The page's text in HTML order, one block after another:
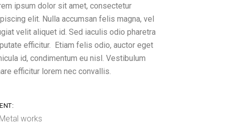
ipsum dolor sit amet, consectetur
elit. Nulla accumsan felis magna, vel
velit aliquet id. Sed iaculis odio pharetra
efficitur. Etiam felis odio, auctor eget
id, condimentum eu nisl. Vestibulum
efficitur lorem nec convallis.
works